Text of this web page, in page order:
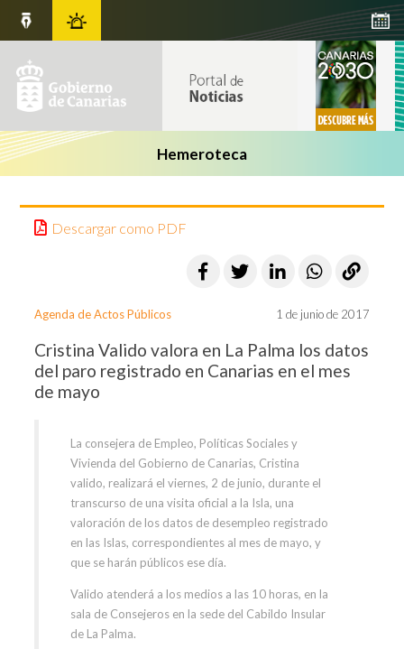
Hemeroteca
Descargar como PDF
Agenda de Actos Públicos 1 de junio de 2017
Cristina Valido valora en La Palma los datos
del paro registrado en Canarias en el mes
de mayo
La consejera de Empleo, Políticas Sociales y
Vivienda del Gobierno de Canarias, Cristina
valido, realizará el viernes, 2 de junio, durante el
transcurso de una visita oficial a la Isla, una
valoración de los datos de desempleo registrado
en las Islas, correspondientes al mes de mayo, y
que se harán públicos ese día.
Valido atenderá a los medios a las 10 horas, en la
sala de Consejeros en la sede del Cabildo Insular
de La Palma.​